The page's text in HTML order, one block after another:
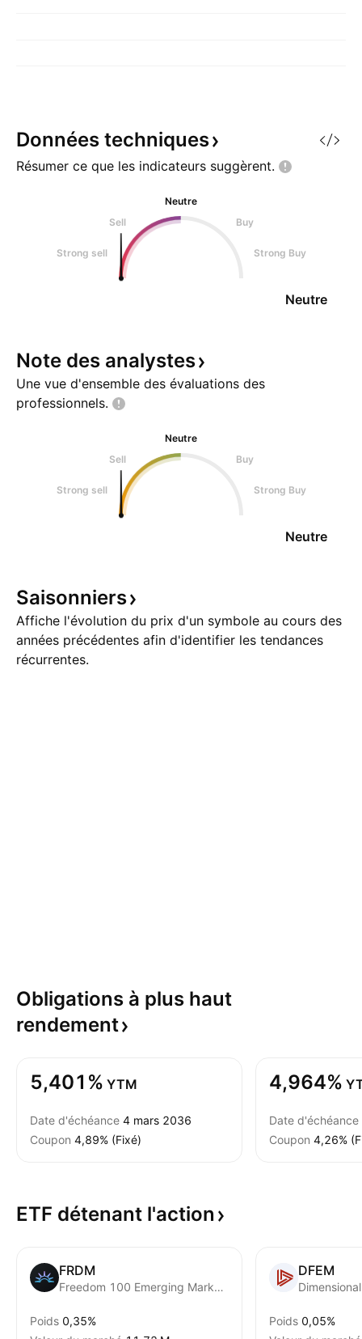
Données techniques
Résumer ce que les indicateurs suggèrent.
Neutre
Sell
Buy
Strong sell Strong Buy
Neutre
Note des analystes
Une vue d'ensemble des évaluations des
professionnels.
Neutre
Sell
Buy
Strong sell Strong Buy
Neutre
Saisonniers
Affiche l'évolution du prix d'un symbole au cours des
années précédentes afin d'identifier les tendances
récurrentes.
Obligations à plus haut
rendement
5,401% YTM
Date d'échéance 4 mars 2036
Coupon 4,89% (Fixé)
4,964%
Date d'échéance
Coupon 4,26%
ETF détenant l'action
FRDM
Freedom 100 Emerging Markets ETF
Poids 0,35%
DFEM
Poids 0,05%